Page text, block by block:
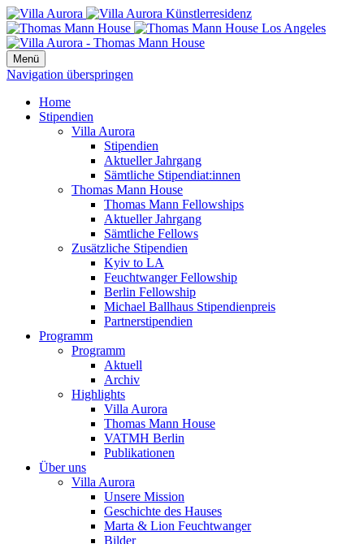
Menü
Navigation überspringen
Home
Stipendien
Villa Aurora
Stipendien
Aktueller Jahrgang
Sämtliche Stipendiat:innen
Thomas Mann House
Thomas Mann Fellowships
Aktueller Jahrgang
Sämtliche Fellows
Zusätzliche Stipendien
Kyiv to LA
Feuchtwanger Fellowship
Berlin Fellowship
Michael Ballhaus Stipendienpreis
Partnerstipendien
Programm
Programm
Aktuell
Archiv
Highlights
Villa Aurora
Thomas Mann House
VATMH Berlin
Publikationen
Über uns
Villa Aurora
Unsere Mission
Geschichte des Hauses
Marta & Lion Feuchtwanger
Bilder